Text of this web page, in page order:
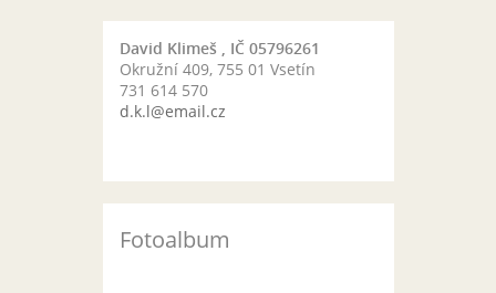
David Klimeš , IČ 05796261
Okružní 409, 755 01 Vsetín
731 614 570
d.k.l@email.cz
Fotoalbum